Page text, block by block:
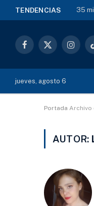
TENDENCIAS 35
Facebook
X
jueves, agosto 6
Portada Archivo
AUTOR: